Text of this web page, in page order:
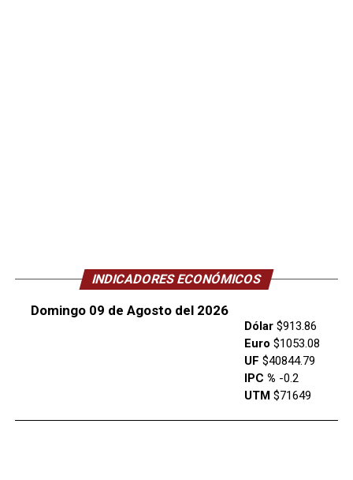
INDICADORES ECONÓMICOS
Domingo 09 de Agosto del 2026
Dólar$913.86
Euro $1053.08
UF $40844.79
IPC % -0.2
UTM $71649